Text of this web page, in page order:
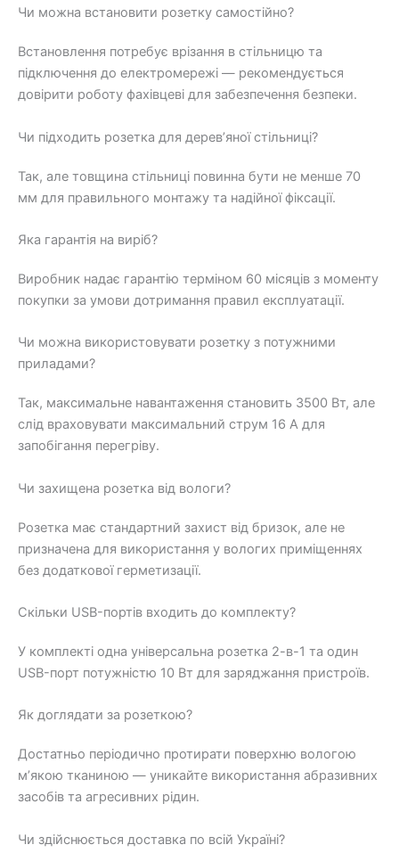
Чи можна встановити розетку самостійно?
Встановлення потребує врізання в стільницю та
підключення до електромережі — рекомендується
довірити роботу фахівцеві для забезпечення безпеки.
Чи підходить розетка для дерев’яної стільниці?
Так, але товщина стільниці повинна бути не менше 70
мм для правильного монтажу та надійної фіксації.
Яка гарантія на виріб?
Виробник надає гарантію терміном 60 місяців з моменту
покупки за умови дотримання правил експлуатації.
Чи можна використовувати розетку з потужними
приладами?
Так, максимальне навантаження становить 3500 Вт, але
слід враховувати максимальний струм 16 А для
запобігання перегріву.
Чи захищена розетка від вологи?
Розетка має стандартний захист від бризок, але не
призначена для використання у вологих приміщеннях
без додаткової герметизації.
Скільки USB-портів входить до комплекту?
У комплекті одна універсальна розетка 2-в-1 та один
USB-порт потужністю 10 Вт для заряджання пристроїв.
Як доглядати за розеткою?
Достатньо періодично протирати поверхню вологою
м’якою тканиною — уникайте використання абразивних
засобів та агресивних рідин.
Чи здійснюється доставка по всій Україні?